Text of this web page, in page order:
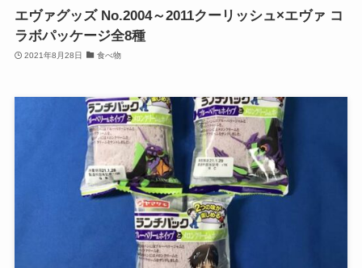
エヴァグッズ No.2004～2011クーリッシュ×エヴァ コ
ラボパッケージ全8種
2021年8月28日 食べ物